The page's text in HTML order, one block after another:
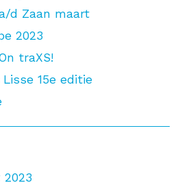
d Zaan maart
2023
traXS!
15e editie